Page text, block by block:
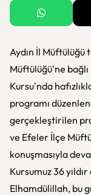
Aydın İl
Müftülüğü'ne bağlı
Kursu'nda
programı
gerçekleştirilen
ve Efeler İlçe
konuşmasıyla
Kursumuz 36
Elhamdülillah, bu